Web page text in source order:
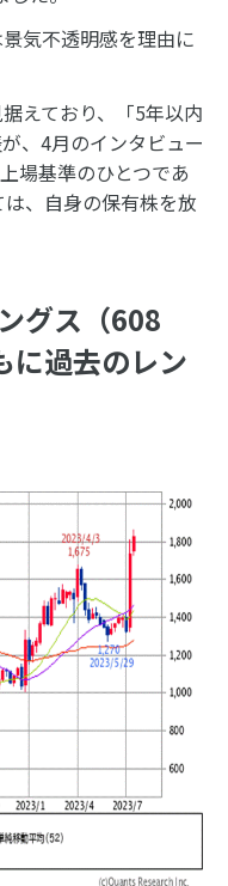
気不透明感を理由に
えており、「5年以内
、4月のインタビュー
場基準のひとつであ
、自身の保有株を放
グス（608
に過去のレン